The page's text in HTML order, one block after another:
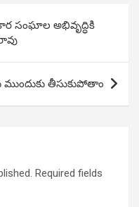
సంఘాల‌ అభివృద్ధికి
తీసుకుపోతాం
Required fields